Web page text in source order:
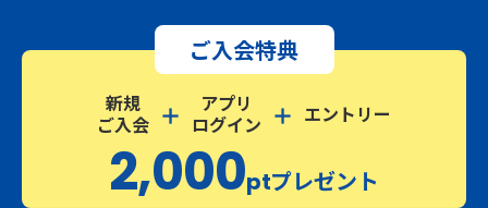
ご入会特典
新規
ご入会
アプリ
ログイン
エントリー
2,000ptプレゼント